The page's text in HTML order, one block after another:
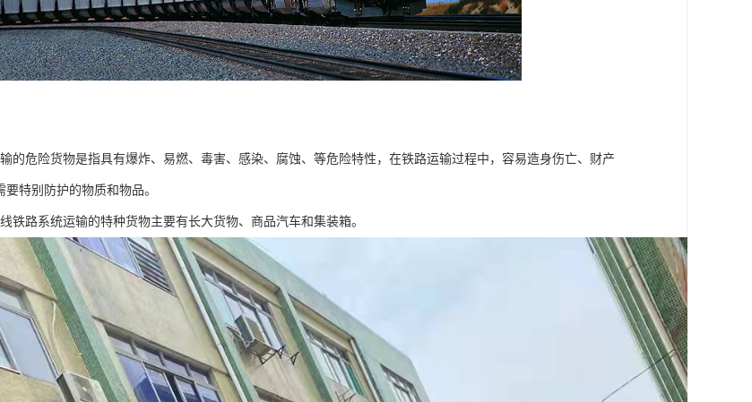
的危险货物是指具有爆炸、易燃、毒害、感染、腐蚀、等危险特性，在铁路运输过程中，容易造身伤亡、财产
特别防护的物质和物品。
铁路系统运输的特种货物主要有长大货物、商品汽车和集装箱。